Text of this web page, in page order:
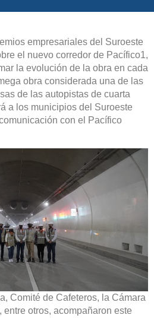
empresariales del Suroeste
el nuevo corredor de Pacífico1,
la evolución de la obra en cada
obra considerada una de las
de las autopistas de cuarta
a los municipios del Suroeste
con el Pacífico
Comité de Cafeteros, la Cámara
otros, acompañaron este